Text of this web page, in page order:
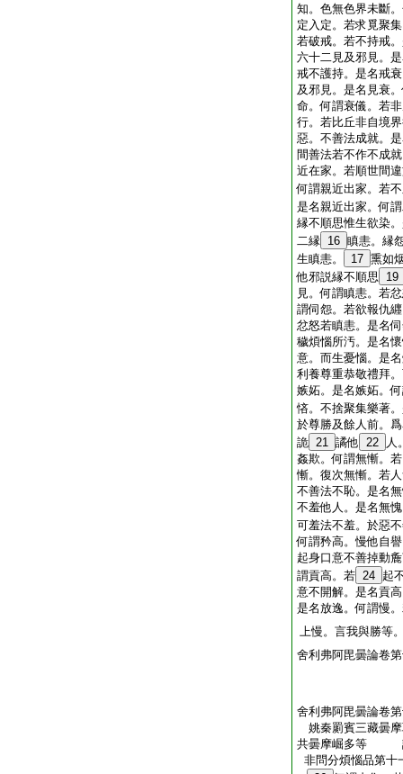
知。色無色界未斷
定入定。若求覓聚
若破戒。若不持戒
六十二見及邪見。
戒不護持。是名戒
及邪見。是名見衰
命。何謂衰儀。若
行。若比丘非自境
惡。不善法成就。
間善法若不作不成
近在家。若順世間
何謂親近出家。若
是名親近出家。何
縁不順思惟生欲染
二縁 16 瞋恚。縁
生瞋恚。
17 熏如
他邪説縁不順思
19
見。何謂瞋恚。若
謂伺怨。若欲報仇
忿怒若瞋恚。是名
穢煩惱所汚。是名
意。而生憂惱。是
利養尊重恭敬禮拜
嫉妬。是名嫉妬。
悋。不捨聚集樂著
於尊勝及餘人前。
詭 21 譎他 22
人
姦欺。何謂無慚。
慚。復次無慚。若
不善法不恥。是名
不羞他人。是名無
可羞法不羞。於惡
何謂矜高。慢他自
起身口意不善掉動
謂貢高。若 24 起
意不開解。是名貢
是名放逸。何謂慢
上慢。言我與勝等
舍利弗阿毘曇論卷
舍利弗阿毘曇論卷
姚秦罽賓三藏曇
共曇摩崛多
非問分煩惱品第十